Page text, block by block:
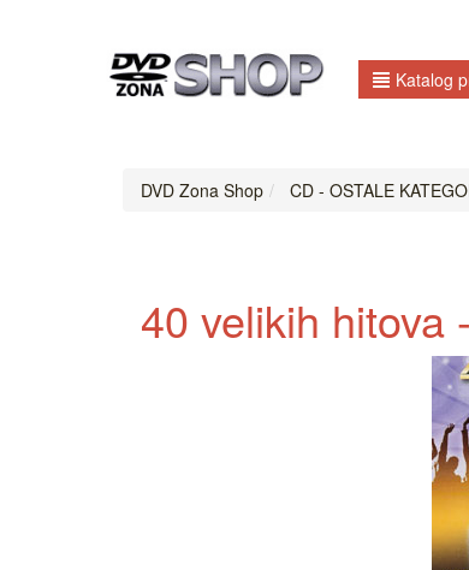
Katalog
DVD Zona Shop CD - OSTALE
40 velikih hitova